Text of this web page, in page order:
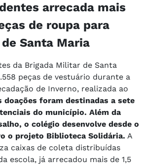
arrecada mais
de roupa para
Santa Maria
da Brigada Militar de Santa
peças de vestuário durante a
de Inverno, realizada ao
doações foram destinadas a sete
do município. Além da
o colégio desenvolve desde o
o projeto Biblioteca Solidária. A
caixas de coleta distribuídas
escola, já arrecadou mais de 1,5